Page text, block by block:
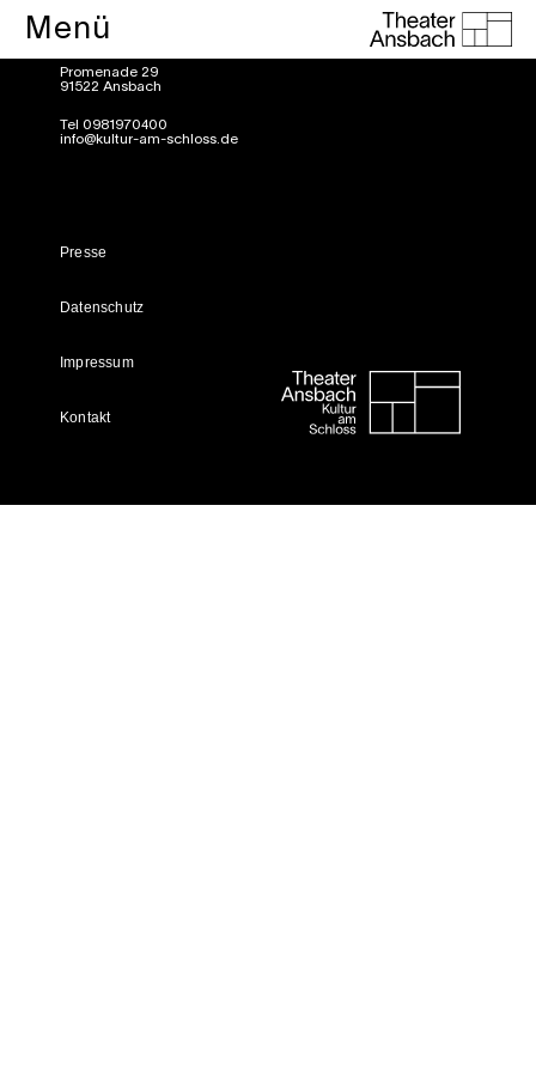
Menü
Theater Ansbach-
Kultur am Schloss eG
Promenade 29
91522 Ansbach
Tel 0981970400
info@kultur-am-schloss.de
Presse
Datenschutz
Impressum
Kontakt